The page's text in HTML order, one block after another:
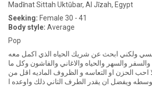
Madīnat Sittah Uktūbar, Al Jīzah, Egypt
Seeking: Female 30 - 41
Body style: Average
Pop
ولكني ابحث عن شريك الحياه الذي اكمل معه
والسفر والسهر والحياه والاغاني والفاشون وكل ما
احب الحزن او التعاسه و الظروف الماديه اقل من
ويفضل ان يقدر الطرف التاني ذلك واوعده ا